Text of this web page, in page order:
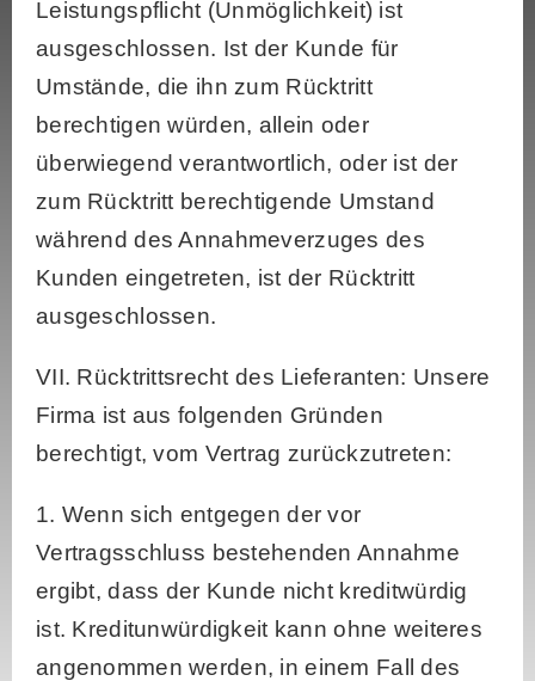
Leistungspflicht (Unmöglichkeit) ist
ausgeschlossen. Ist der Kunde für
Umstände, die ihn zum Rücktritt
berechtigen würden, allein oder
überwiegend verantwortlich, oder ist der
zum Rücktritt berechtigende Umstand
während des Annahmeverzuges des
Kunden eingetreten, ist der Rücktritt
ausgeschlossen.
VII. Rücktrittsrecht des Lieferanten: Unsere
Firma ist aus folgenden Gründen
berechtigt, vom Vertrag zurückzutreten:
1. Wenn sich entgegen der vor
Vertragsschluss bestehenden Annahme
ergibt, dass der Kunde nicht kreditwürdig
ist. Kreditunwürdigkeit kann ohne weiteres
angenommen werden, in einem Fall des